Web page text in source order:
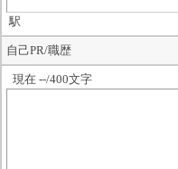
駅
自己PR/職歴
現在 --/400文字